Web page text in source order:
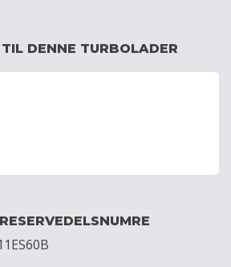
DENNE TURBOLADER